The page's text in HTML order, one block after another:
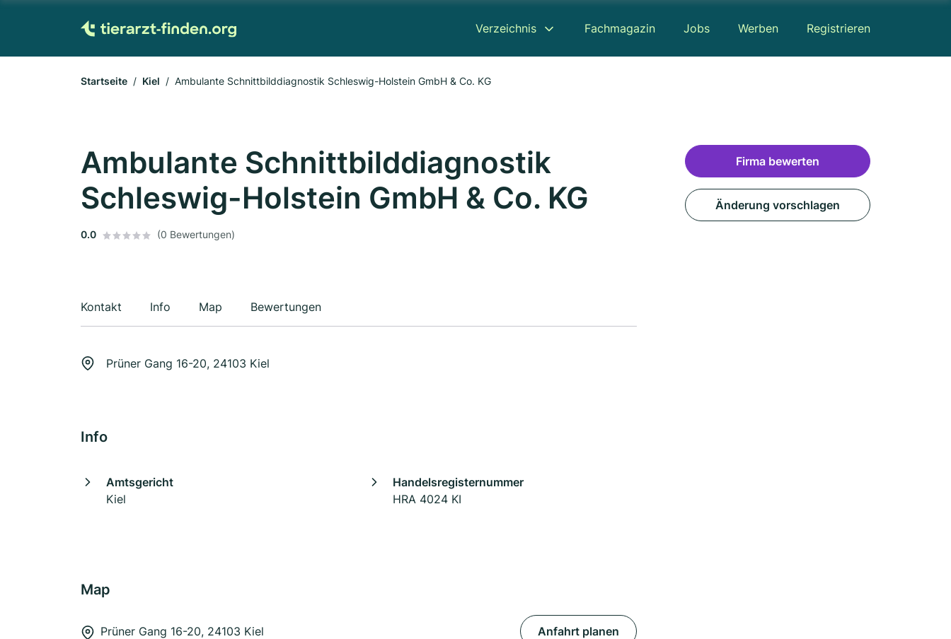
Verzeichnis Fachmagazin Jobs Werben Registrieren
Startseite Kiel Ambulante Schnittbilddiagnostik Schleswig-Holstein GmbH & Co. KG
Ambulante Schnittbilddiagnostik
Schleswig-Holstein GmbH & Co. KG
0.0 (0 Bewertungen)
Kontakt Info Map Bewertungen
Prüner Gang 16-20, 24103 Kiel
Info
Amtsgericht
Kiel
Handelsregisternummer
HRA 4024 KI
Map
Prüner Gang 16-20, 24103 Kiel Anfahrt planen
Firma bewerten
Änderung vorschlagen